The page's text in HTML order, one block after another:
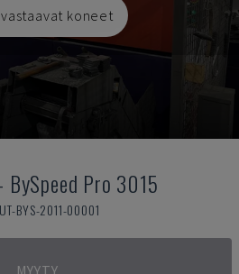
koneet
BySpeed Pro 3015
BYS-2011-00001
MYYTY